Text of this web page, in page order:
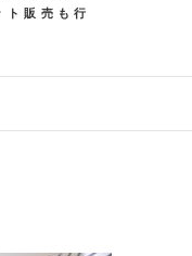
ト販売も行